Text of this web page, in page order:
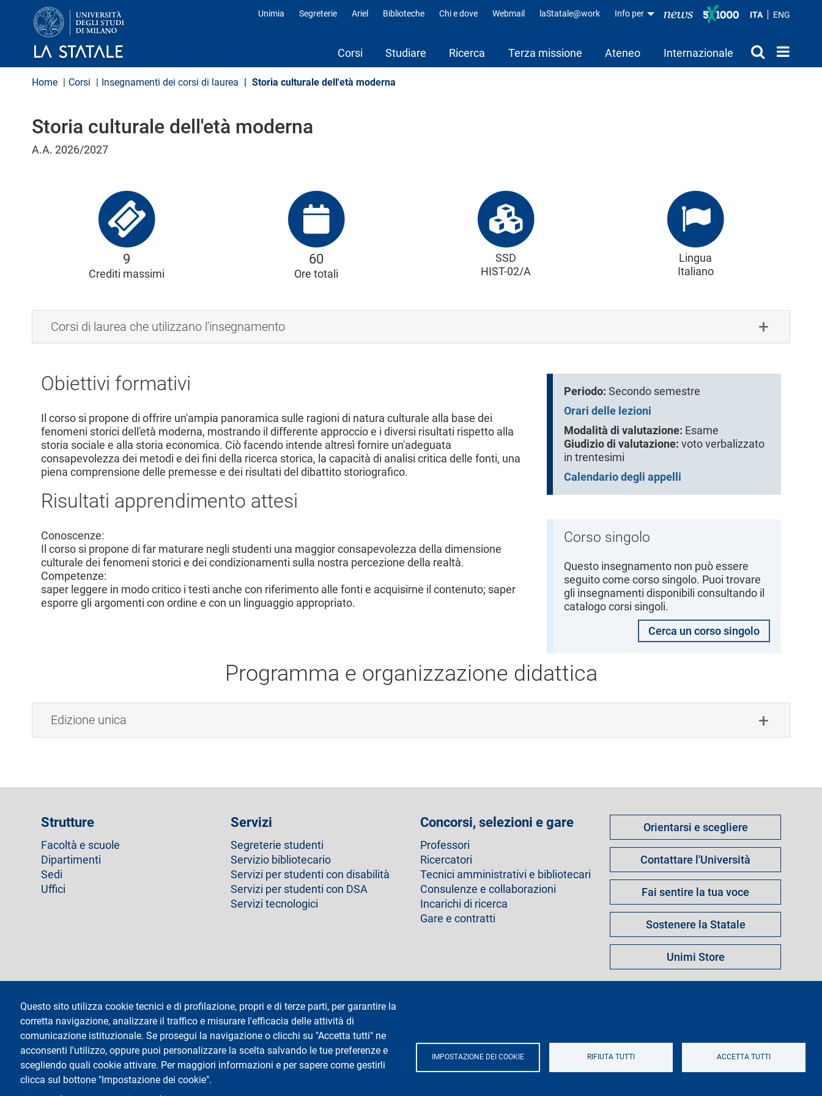
ITA ENG
Profili
Unimia Segreterie Ariel Biblioteche Chi e dove Webmail laStatale@work Info per
Corsi Studiare Ricerca Terza missione Ateneo Internazionale
Home Corsi Insegnamenti dei corsi di laurea Storia culturale dell'età moderna
Storia culturale dell'età moderna
A.A. 2026/2027
9
Crediti massimi
60
Ore totali
SSD
HIST-02/A
Lingua
Italiano
Corsi di laurea che utilizzano l'insegnamento
Obiettivi formativi
Il corso si propone di offrire un'ampia panoramica sulle ragioni di natura culturale alla base dei
fenomeni storici dell'età moderna, mostrando il differente approccio e i diversi risultati rispetto alla
storia sociale e alla storia economica. Ciò facendo intende altresì fornire un'adeguata
consapevolezza dei metodi e dei fini della ricerca storica, la capacità di analisi critica delle fonti, una
piena comprensione delle premesse e dei risultati del dibattito storiografico.
Risultati apprendimento attesi
Conoscenze:
Il corso si propone di far maturare negli studenti una maggior consapevolezza della dimensione
culturale dei fenomeni storici e dei condizionamenti sulla nostra percezione della realtà.
Competenze:
saper leggere in modo critico i testi anche con riferimento alle fonti e acquisirne il contenuto; saper
esporre gli argomenti con ordine e con un linguaggio appropriato.
Periodo: Secondo semestre
Orari delle lezioni
Modalità di valutazione: Esame
Giudizio di valutazione: voto verbalizzato
in trentesimi
Calendario degli appelli
Corso singolo
Questo insegnamento non può essere
seguito come corso singolo. Puoi trovare
gli insegnamenti disponibili consultando il
catalogo corsi singoli.
Cerca un corso singolo
Programma e organizzazione didattica
Edizione unica
Questo sito utilizza cookie tecnici e di profilazione, propri e di terze parti, per garantire la
corretta navigazione, analizzare il traffico e misurare l'efficacia delle attività di
comunicazione istituzionale. Se prosegui la navigazione o clicchi su "Accetta tutti" ne
acconsenti l'utilizzo, oppure puoi personalizzare la scelta salvando le tue preferenze e
scegliendo quali cookie attivare. Per maggiori informazioni e per sapere come gestirli
clicca sul bottone "Impostazione dei cookie".
IMPOSTAZIONE DEI COOKIE RIFIUTA TUTTI ACCETTA TUTTI
Strutture
Facoltà e scuole
Dipartimenti
Sedi
Uffici
Servizi
Segreterie studenti
Servizio bibliotecario
Servizi per studenti con disabilità
Servizi per studenti con DSA
Servizi tecnologici
Concorsi, selezioni e gare
Professori
Ricercatori
Tecnici amministrativi e bibliotecari
Consulenze e collaborazioni
Incarichi di ricerca
Gare e contratti
Come
per
Orientarsi e scegliere
Contattare l'Università
Fai sentire la tua voce
Sostenere la Statale
Unimi Store
Testo
Università degli Studi di Milano
Via Festa del Perdono 7 - 20122 Milano
InformaStudenti
Posta Elettronica Certificata
C.F. 80012650158 - P.I. 03064870151
social
Logo